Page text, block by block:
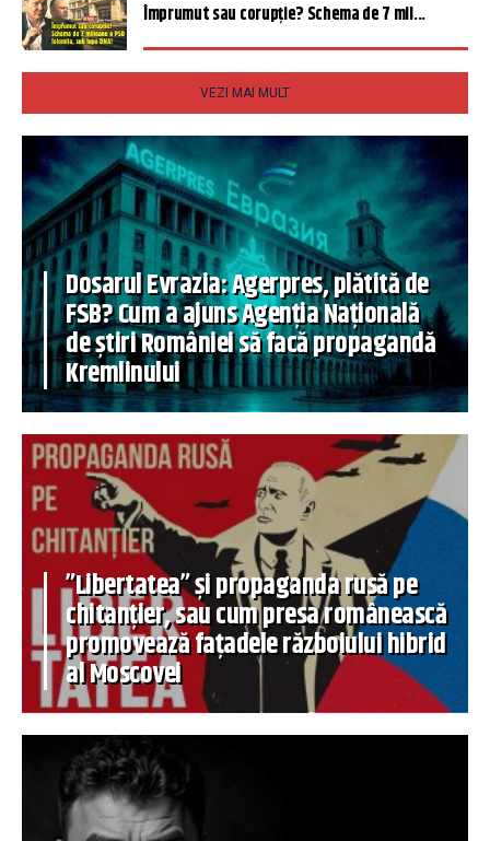
Împrumut sau corupție? Schema de 7 mil...
VEZI MAI MULT
Dosarul Evrazia: Agerpres, plătită de
FSB? Cum a ajuns Agenția Națională
de știri României să facă propagandă
Kremlinului
”Libertatea” și propaganda rusă pe
chitanțier, sau cum presa românească
promovează fațadele războiului hibrid
al Moscovei